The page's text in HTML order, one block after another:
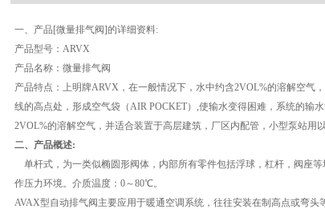
一、
产品[微量排气阀]的详细资料:
产品型号：ARVX
产品名称：微量排气阀
产品特点：上明牌ARVX，在一般情况下，水中约含2VOL%的溶解空气
线的高点处，形成空气袋（AIR POCKET）,使输水变得困难，系统的
2VOL%的溶解空气，并适合装置于高层建筑，厂区内配管，小型泵站用
二、产品概述:
单杆式，为一类似椭圆形阀体，内部所有零件包括浮球，杠杆，阀座
作压力环境。介质温度：0～80℃。
AVAX型自动排气阀主要应用于暖通空调系统，往往安装在制高点或弯